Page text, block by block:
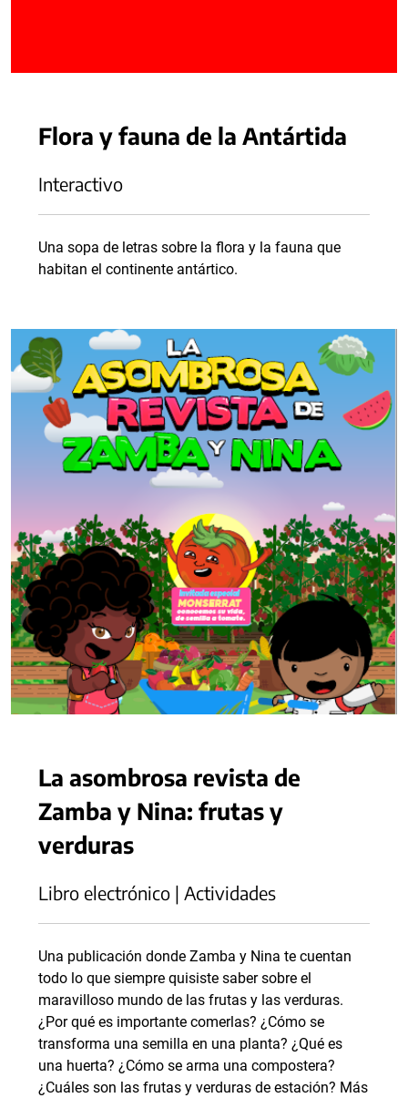
Flora y fauna de la Antártida
Interactivo
Una sopa de letras sobre la flora y la fauna que
habitan el continente antártico.
La asombrosa revista de
Zamba y Nina: frutas y
verduras
Libro electrónico | Actividades
Una publicación donde Zamba y Nina te cuentan
todo lo que siempre quisiste saber sobre el
maravilloso mundo de las frutas y las verduras.
¿Por qué es importante comerlas? ¿Cómo se
transforma una semilla en una planta? ¿Qué es
una huerta? ¿Cómo se arma una compostera?
¿Cuáles son las frutas y verduras de estación? Más